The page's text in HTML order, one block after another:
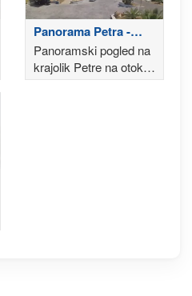
Panorama Petra -
Lezbos
Panoramski pogled na
krajolik Petre na otoku
Lezbos